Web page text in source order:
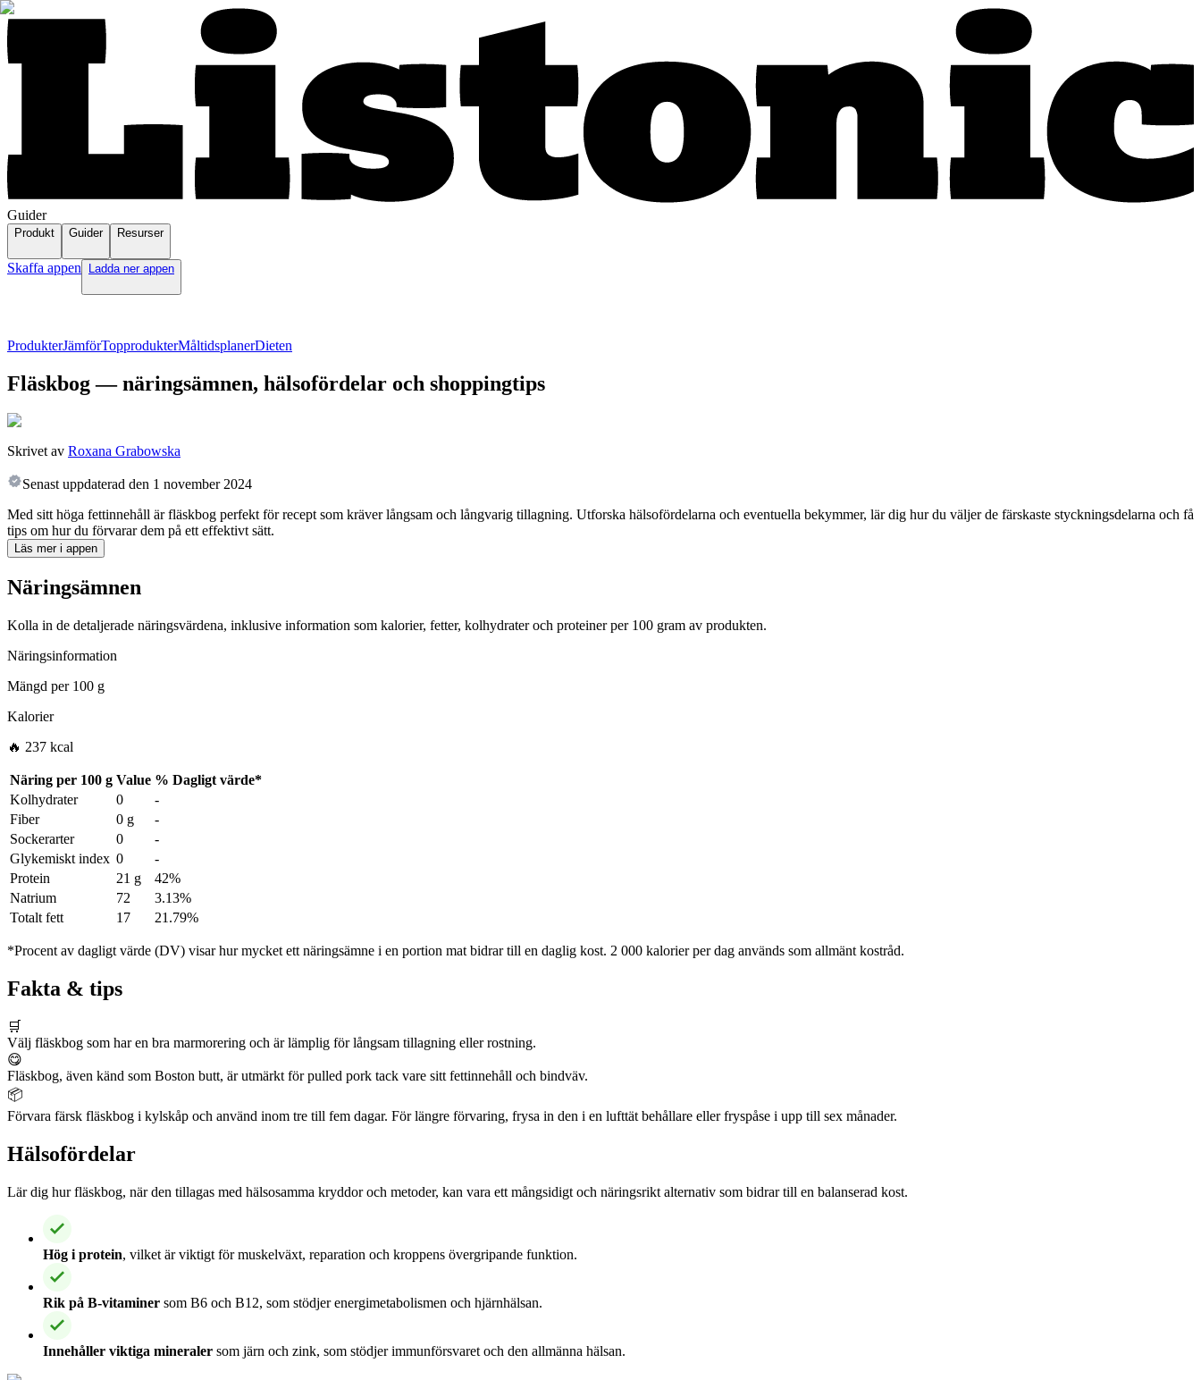
Guider
Produkt Guider Resurser
Skaffa appen Ladda ner appen
ProdukterJämförTopprodukterMåltidsplanerDieten
Fläskbog — näringsämnen, hälsofördelar och shoppingtips
Skrivet av Roxana Grabowska
Senast uppdaterad den 1 november 2024
Med sitt höga fettinnehåll är fläskbog perfekt för recept som kräver långsam och långvarig tillagning. Utforska hälsofördelarna och eventuella bekymmer, lär dig hur du väljer de färskaste styckningsdelarna och få
tips om hur du förvarar dem på ett effektivt sätt.
Läs mer i appen
Näringsämnen
Kolla in de detaljerade näringsvärdena, inklusive information som kalorier, fetter, kolhydrater och proteiner per 100 gram av produkten.
Näringsinformation
Mängd per100 g
Kalorier
🔥 237 kcal
Näring per 100 g Value % Dagligt värde*
Kolhydrater
0
-
Fiber
0 g
-
Sockerarter
0
-
Glykemiskt index 0
-
Protein
21 g
42%
Natrium
72
3.13%
Totalt fett
17 21.79%
*Procent av dagligt värde (DV) visar hur mycket ett näringsämne i en portion mat bidrar till en daglig kost. 2 000 kalorier per dag används som allmänt kostråd.
Fakta & tips
🛒
Välj fläskbog som har en bra marmorering och är lämplig för långsam tillagning eller rostning.
😋
Fläskbog, även känd som Boston butt, är utmärkt för pulled pork tack vare sitt fettinnehåll och bindväv.
📦
Förvara färsk fläskbog i kylskåp och använd inom tre till fem dagar. För längre förvaring, frysa in den i en lufttät behållare eller fryspåse i upp till sex månader.
Hälsofördelar
Lär dig hur fläskbog, när den tillagas med hälsosamma kryddor och metoder, kan vara ett mångsidigt och näringsrikt alternativ som bidrar till en balanserad kost.
Hög i protein, vilket är viktigt för muskelväxt, reparation och kroppens övergripande funktion.
Rik på B-vitaminer som B6 och B12, som stödjer energimetabolismen och hjärnhälsan.
Innehåller viktiga mineraler som järn och zink, som stödjer immunförsvaret och den allmänna hälsan.